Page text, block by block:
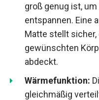
groß genug ist,
entspannen. Eine
Matte stellt sicher,
gewünschten
abdeckt.
Wärmefunktion:
gleichmäßig